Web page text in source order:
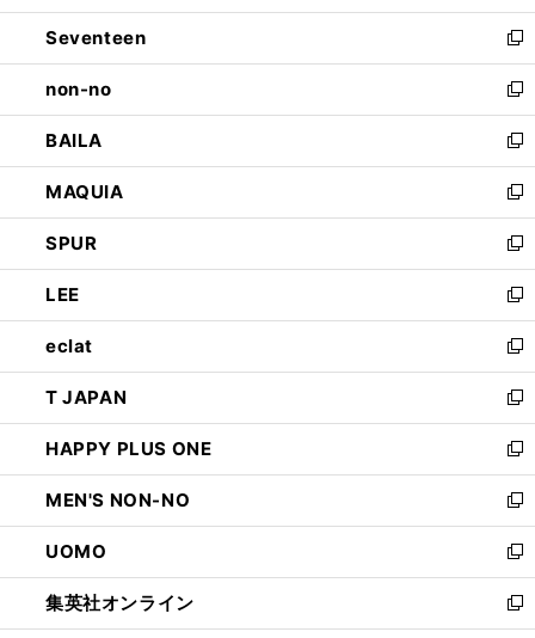
開
く
ウ
で
開
く
ン
ド
ウ
で
開
く
Seventeen
新
し
い
ウ
ィ
ン
ド
ウ
で
開
く
non-no
新
し
い
ウ
ィ
ン
ド
ウ
で
開
く
BAILA
新
し
い
ウ
ィ
ン
ド
ウ
で
開
く
MAQUIA
新
し
い
ウ
ィ
ン
ド
ウ
で
開
く
SPUR
新
し
い
ウ
ィ
ン
ド
ウ
で
開
く
LEE
新
し
い
ウ
ィ
ン
ド
ウ
で
開
く
eclat
新
し
い
ウ
ィ
ン
ド
ウ
で
開
く
T JAPAN
新
し
い
ウ
ィ
ン
ド
ウ
で
開
HAPPY PLUS ONE
新
し
い
ウ
ィ
ン
ド
ウ
MEN'S NON-NO
新
し
い
ウ
ィ
ン
UOMO
新
し
い
ウ
集英社オンライン
新
し